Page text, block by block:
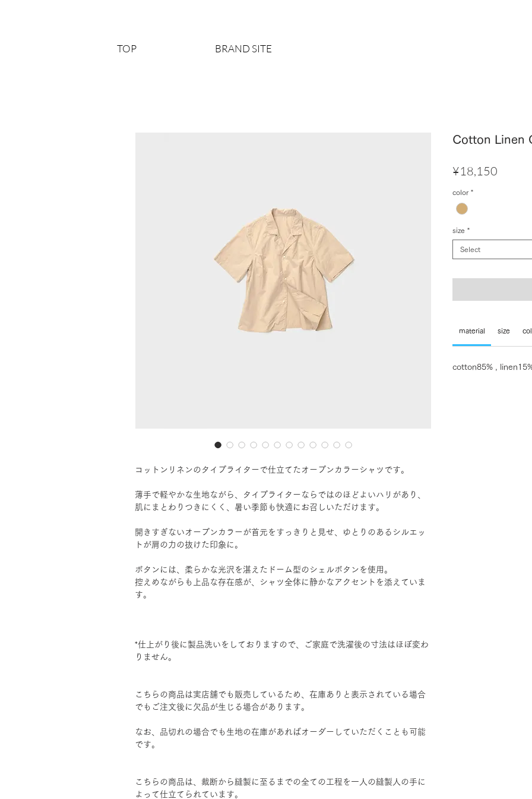
TOP BRAND SITE
コットンリネンのタイプライターで仕立てたオープンカラーシャツです。
薄手で軽やかな生地ながら、タイプライターならではのほどよいハリがあり、
肌にまとわりつきにくく、暑い季節も快適にお召しいただけます。
開きすぎないオープンカラーが首元をすっきりと見せ、ゆとりのあるシルエッ
トが肩の力の抜けた印象に。
ボタンには、柔らかな光沢を湛えたドーム型のシェルボタンを使用。
控えめながらも上品な存在感が、シャツ全体に静かなアクセントを添えていま
す。
*仕上がり後に製品洗いをしておりますので、ご家庭で洗濯後の寸法はほぼ変わ
りません。
こちらの商品は実店舗でも販売しているため、在庫ありと表示されている場合
でもご注文後に欠品が生じる場合があります。
なお、品切れの場合でも生地の在庫があればオーダーしていただくことも可能
です。
こちらの商品は、裁断から縫製に至るまでの全ての工程を一人の縫製人の手に
よって仕立てられています。
Cotton Linen
¥18,150
color *
size *
Select
material size
cotton85% ,